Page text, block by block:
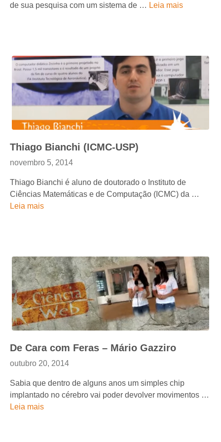
de sua pesquisa com um sistema de … Leia mais
Thiago Bianchi (ICMC-USP)
novembro 5, 2014
Thiago Bianchi é aluno de doutorado o Instituto de
Ciências Matemáticas e de Computação (ICMC) da …
Leia mais
De Cara com Feras – Mário Gazziro
outubro 20, 2014
Sabia que dentro de alguns anos um simples chip
implantado no cérebro vai poder devolver movimentos …
Leia mais